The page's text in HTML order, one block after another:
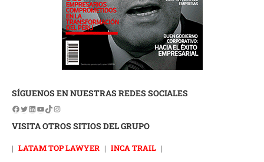
SÍGUENOS EN NUESTRAS REDES SOCIALES
VISITA OTROS SITIOS DEL GRUPO
| LATAM TOP LAWYER | INCA TRAIL |